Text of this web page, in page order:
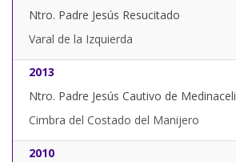
Ntro. Padre Jesús Resucitado
Varal de la Izquierda
2013
Ntro. Padre Jesús Cautivo de Medinaceli
Cimbra del Costado del Manijero
2010